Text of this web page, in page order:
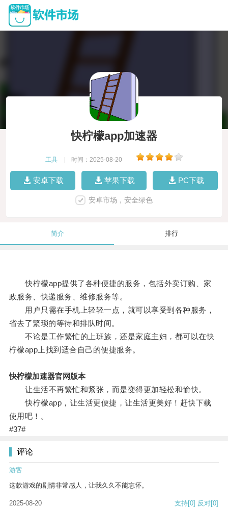
快柠檬app加速器
工具 时间：2025-08-20
安卓下载 苹果下载 PC下载
安卓市场，安全绿色
简介 排行
快柠檬app提供了各种便捷的服务，包括外卖订购、家
政服务、快递服务、维修服务等。
用户只需在手机上轻轻一点，就可以享受到各种服务，
省去了繁琐的等待和排队时间。
不论是工作繁忙的上班族，还是家庭主妇，都可以在快
柠檬app上找到适合自己的便捷服务。
快柠檬加速器官网版本
让生活不再繁忙和紧张，而是变得更加轻松和愉快。
快柠檬app，让生活更便捷，让生活更美好！赶快下载
使用吧！。
#37#
评论
游客
这款游戏的剧情非常感人，让我久久不能忘怀。
2025-08-20 支持[0] 反对[0]